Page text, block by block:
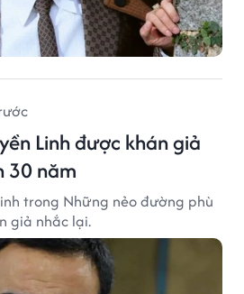
Linh được khán giả
30 năm
trong Những nẻo đường phù
giả nhắc lại.